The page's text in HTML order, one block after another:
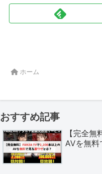
ホーム
おすすめ記事
【完全
AVを無料